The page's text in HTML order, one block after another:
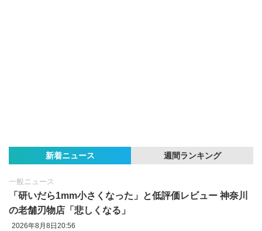
新着ニュース 週間ランキング
一般ニュース
「研いだら1mm小さくなった」と低評価レビュー 神奈川
の老舗刃物店「悲しくなる」
2026年8月8日20:56